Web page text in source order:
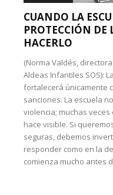
CUANDO LA
PROTECCIÓN DE
HACERLO
(Norma Valdés,
Aldeas Infantiles SOS):
fortalecerá únicamente
sanciones. La escuela
violencia; muchas
hace visible. Si
seguras, debemos
responder como en la
comienza mucho antes